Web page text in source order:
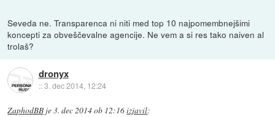
Seveda ne. Transparenca ni niti med top 10 najpomembnejšimi
koncepti za obveščevalne agencije. Ne vem a si res tako naiven al
trolaš?
dronyx
::3. dec 2014, 12:24
ZaphodBB je3. dec 2014 ob 12:16izjavil: